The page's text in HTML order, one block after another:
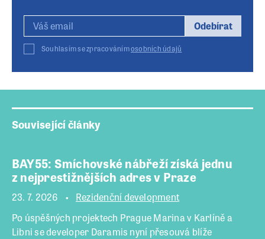
Odebírat
Souhlasím se zpracovánímosobních údajů
Související články
BAY55: Smíchovské nábřeží získá jednu
z nejprestižnějších adres v Praze
23. 7. 2026
Rezidenční development
Po úspěšných projektech Prague Marina v Karlíně a
Libni se developer Daramis nyní přesouvá blíže